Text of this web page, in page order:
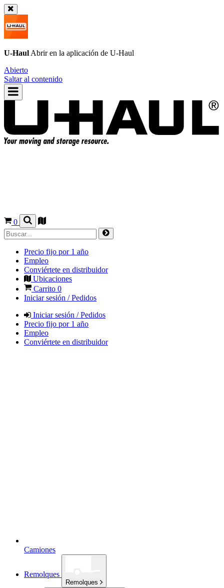
U-Haul Abrir en la aplicación de U-Haul
Abierto
Saltar al contenido
0
Precio fijo por 1 año
Empleo
Conviértete en distribuidor
Ubicaciones
Carrito 0
Iniciar sesión / Pedidos
Iniciar sesión / Pedidos
Precio fijo por 1 año
Empleo
Conviértete en distribuidor
Camiones
Remolques
Remolques